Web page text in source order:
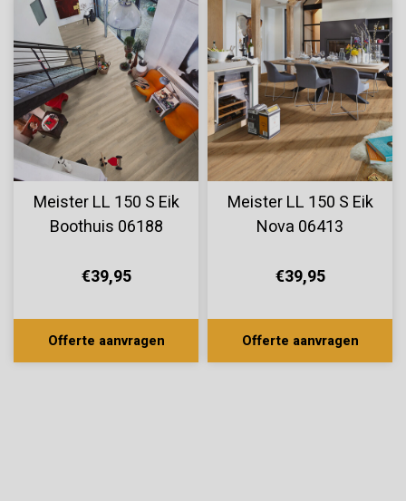
Meister LL 150 S Eik
Boothuis 06188
€39,95
Offerte aanvragen
Meister LL 150 S Eik
Nova 06413
€39,95
Offerte aanvragen